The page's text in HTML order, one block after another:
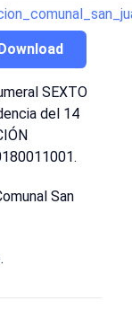
SEXTO
del 14
San